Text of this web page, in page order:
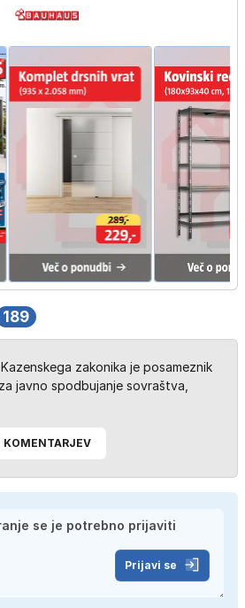
189
zakonika je posameznik
javno spodbujanje sovraštva,
KOMENTARJEV
Prijavi se